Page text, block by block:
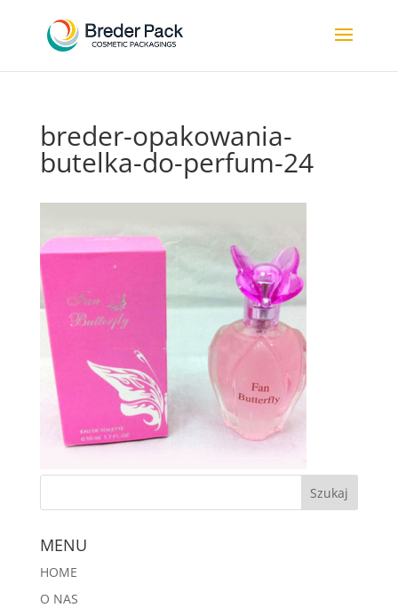
breder-opakowania-
butelka-do-perfum-24
MENU
HOME
O NAS